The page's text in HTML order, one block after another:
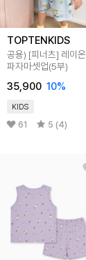
TOPTENKIDS
공용) [피너츠] 레이온
파자마셋업(5부)
35,900 10%
KIDS
61 5 (4)